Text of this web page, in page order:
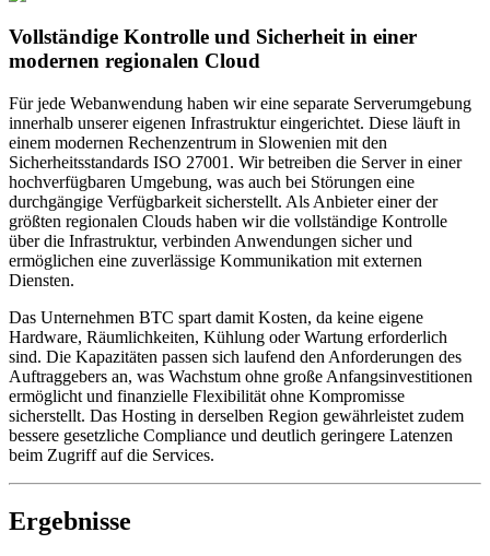
Vollständige Kontrolle und Sicherheit in einer
modernen regionalen Cloud
Für jede Webanwendung haben wir eine separate Serverumgebung
innerhalb unserer eigenen Infrastruktur eingerichtet. Diese läuft in
einem modernen Rechenzentrum in Slowenien mit den
Sicherheitsstandards ISO 27001. Wir betreiben die Server in einer
hochverfügbaren Umgebung, was auch bei Störungen eine
durchgängige Verfügbarkeit sicherstellt. Als Anbieter einer der
größten regionalen Clouds haben wir die vollständige Kontrolle
über die Infrastruktur, verbinden Anwendungen sicher und
ermöglichen eine zuverlässige Kommunikation mit externen
Diensten.
Das Unternehmen BTC spart damit Kosten, da keine eigene
Hardware, Räumlichkeiten, Kühlung oder Wartung erforderlich
sind. Die Kapazitäten passen sich laufend den Anforderungen des
Auftraggebers an, was Wachstum ohne große Anfangsinvestitionen
ermöglicht und finanzielle Flexibilität ohne Kompromisse
sicherstellt. Das Hosting in derselben Region gewährleistet zudem
bessere gesetzliche Compliance und deutlich geringere Latenzen
beim Zugriff auf die Services.
Ergebnisse